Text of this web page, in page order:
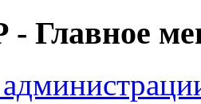
Главное